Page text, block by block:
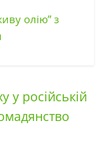
олію” з
у російській